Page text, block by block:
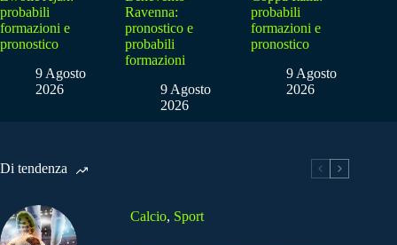
probabili
formazioni e
pronostico
9 Agosto
2026
Ravenna:
pronostico e
probabili
formazioni
9 Agosto
2026
probabili
formazioni e
pronostico
9 Agosto
2026
Di tendenza
Calcio, Sport